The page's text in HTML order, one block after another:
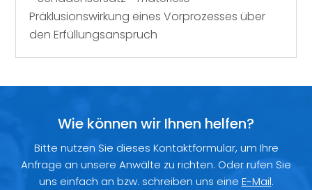
Präklusionswirkung eines Vorprozesses über
den Erfüllungsanspruch
Wie können wir Ihnen helfen?
Bitte nutzen Sie dieses Kontaktformular, um Ihre
Anfrage an unsere Anwälte zu richten. Oder rufen Sie
uns einfach an bzw. schreiben uns eine E-Mail.